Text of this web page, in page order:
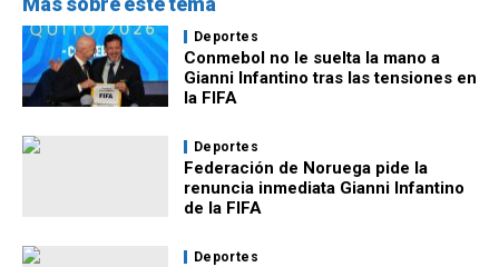
Deportes
Conmebol no le suelta la mano a
Gianni Infantino tras las tensiones en
la FIFA
Deportes
Federación de Noruega pide la
renuncia inmediata Gianni Infantino
de la FIFA
Deportes